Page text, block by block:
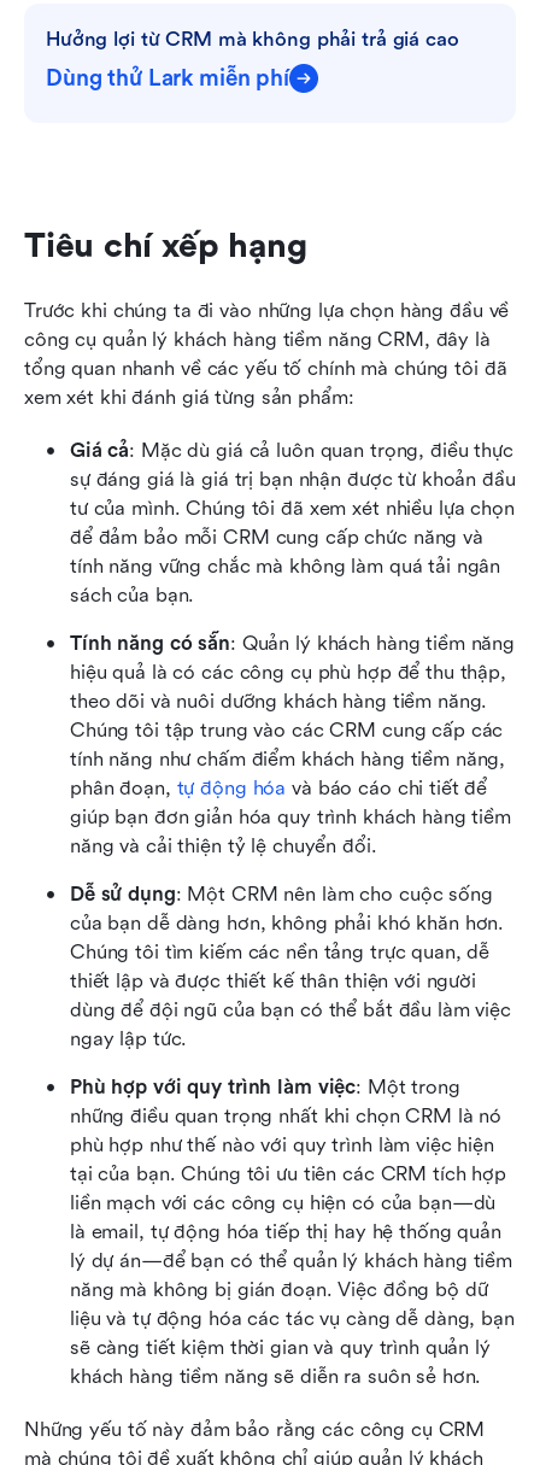
Hưởng lợi từ CRM mà không phải trả giá cao
Dùng thử Lark miễn phí
Tiêu chí xếp hạng
Trước khi chúng ta đi vào những lựa chọn hàng đầu về
công cụ quản lý khách hàng tiềm năng CRM, đây là
tổng quan nhanh về các yếu tố chính mà chúng tôi đã
xem xét khi đánh giá từng sản phẩm:
Giá cả: Mặc dù giá cả luôn quan trọng, điều thực
sự đáng giá là giá trị bạn nhận được từ khoản đầu
tư của mình. Chúng tôi đã xem xét nhiều lựa chọn
để đảm bảo mỗi CRM cung cấp chức năng và
tính năng vững chắc mà không làm quá tải ngân
sách của bạn.
Tính năng có sẵn: Quản lý khách hàng tiềm năng
hiệu quả là có các công cụ phù hợp để thu thập,
theo dõi và nuôi dưỡng khách hàng tiềm năng.
Chúng tôi tập trung vào các CRM cung cấp các
tính năng như chấm điểm khách hàng tiềm năng,
phân đoạn, tự động hóa và báo cáo chi tiết để
giúp bạn đơn giản hóa quy trình khách hàng tiềm
năng và cải thiện tỷ lệ chuyển đổi.
Dễ sử dụng: Một CRM nên làm cho cuộc sống
của bạn dễ dàng hơn, không phải khó khăn hơn.
Chúng tôi tìm kiếm các nền tảng trực quan, dễ
thiết lập và được thiết kế thân thiện với người
dùng để đội ngũ của bạn có thể bắt đầu làm việc
ngay lập tức.
Phù hợp với quy trình làm việc: Một trong
những điều quan trọng nhất khi chọn CRM là nó
phù hợp như thế nào với quy trình làm việc hiện
tại của bạn. Chúng tôi ưu tiên các CRM tích hợp
liền mạch với các công cụ hiện có của bạn—dù
là email, tự động hóa tiếp thị hay hệ thống quản
lý dự án—để bạn có thể quản lý khách hàng tiềm
năng mà không bị gián đoạn. Việc đồng bộ dữ
liệu và tự động hóa các tác vụ càng dễ dàng, bạn
sẽ càng tiết kiệm thời gian và quy trình quản lý
khách hàng tiềm năng sẽ diễn ra suôn sẻ hơn.
Những yếu tố này đảm bảo rằng các công cụ CRM
mà chúng tôi đề xuất không chỉ giúp quản lý khách